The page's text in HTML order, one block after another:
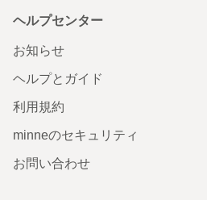
ヘルプセンター
お知らせ
ヘルプとガイド
利用規約
minneのセキュリティ
お問い合わせ